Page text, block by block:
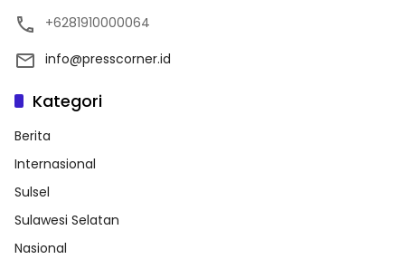
+6281910000064
info@presscorner.id
Kategori
Berita
Internasional
Sulsel
Sulawesi Selatan
Nasional